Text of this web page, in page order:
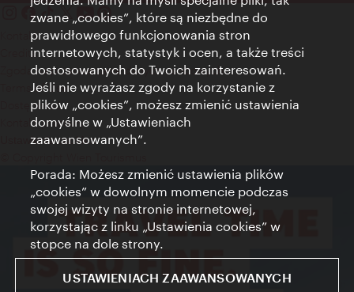
Kontakt
Credits
Zgoda na przetwarzanie danych osobowych
Terms of Use
Dostępność
Kontakt prasowy
Ustawienia cookies
zwane „cookies”, które są niezbędne do
prawidłowego funkcjonowania stron
internetowych, statystyk i ocen, a także treści
dostosowanych do Twoich zainteresowań.
Jeśli nie wyrażasz zgody na korzystanie z
plików „cookies”, możesz zmienić ustawienia
domyślne w „Ustawieniach
zaawansowanych”.
Porada: Możesz zmienić ustawienia plików
„cookies” w dowolnym momencie podczas
swojej wizyty na stronie internetowej,
korzystając z linku „Ustawienia cookies” w
stopce na dole strony.
USTAWIENIACH ZAAWANSOWANYCH